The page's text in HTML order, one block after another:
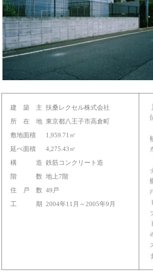
建 築 主 扶桑レクセル株式会社
所 在 地 東京都八王子市高倉町
敷地面積
1,959.71㎡
延べ面積
4,275.43㎡
構 造 鉄筋コンクリート造
階 数 地上7階
住 戸 数 49戸
工 期 2004年11月～2005年9月